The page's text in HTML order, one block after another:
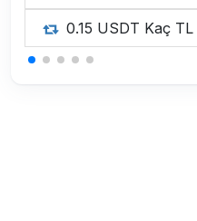
0.15 USDT Kaç TL